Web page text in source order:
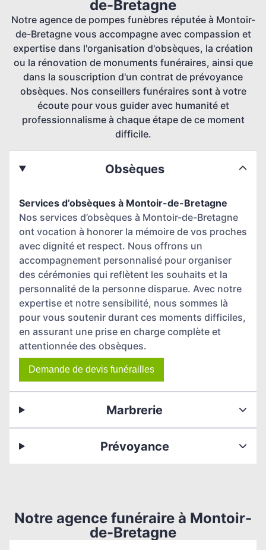
de-Bretagne
Notre agence de pompes funèbres réputée à Montoir-
de-Bretagne vous accompagne avec compassion et
expertise dans l'organisation d'obsèques, la création
ou la rénovation de monuments funéraires, ainsi que
dans la souscription d'un contrat de prévoyance
obsèques. Nos conseillers funéraires sont à votre
écoute pour vous guider avec humanité et
professionnalisme à chaque étape de ce moment
difficile.
Obsèques
Services d’obsèques à Montoir-de-Bretagne
Nos services d’obsèques à Montoir-de-Bretagne
ont vocation à honorer la mémoire de vos proches
avec dignité et respect. Nous offrons un
accompagnement personnalisé pour organiser
des cérémonies qui reflètent les souhaits et la
personnalité de la personne disparue. Avec notre
expertise et notre sensibilité, nous sommes là
pour vous soutenir durant ces moments difficiles,
en assurant une prise en charge complète et
attentionnée des obsèques.
Demande de devis funérailles
Marbrerie
Prévoyance
Notre agence funéraire à Montoir-
de-Bretagne